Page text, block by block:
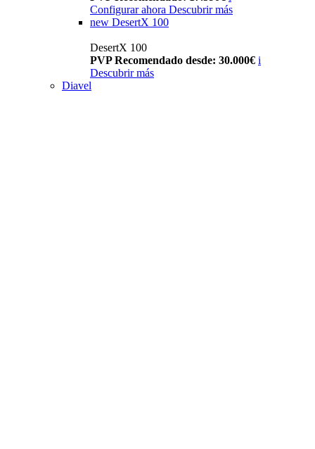
Configurar ahora Descubrir más
new DesertX 100
DesertX 100
PVP Recomendado desde: 30.000€ i
Descubrir más
Diavel